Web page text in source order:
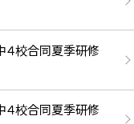
校合同夏季研修
校合同夏季研修